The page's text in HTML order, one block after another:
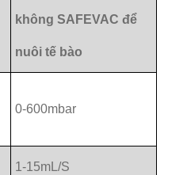
không SAFEVAC để
nuôi tế bào
0-600mbar
1-15mL/S